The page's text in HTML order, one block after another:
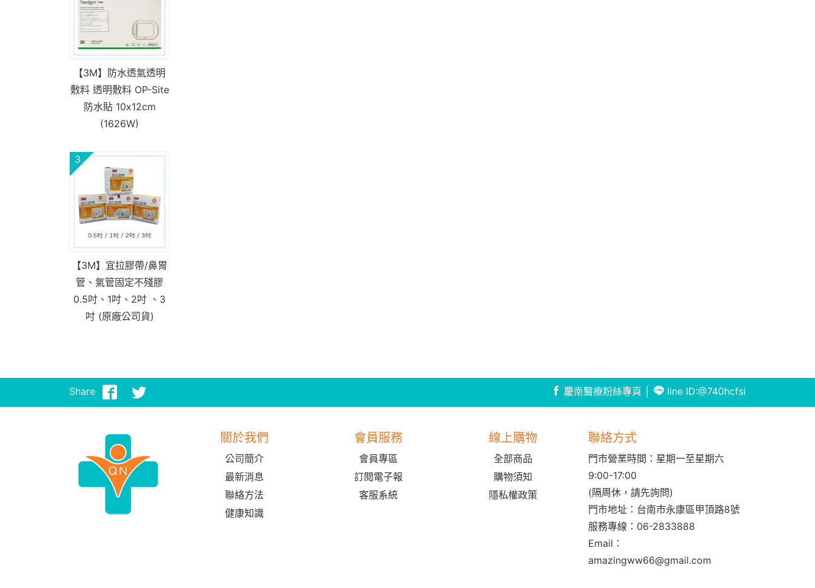
【3M】防水透氣透明
敷料 透明敷料 OP-Site
防水貼 10x12cm
(1626W)
3
【3M】宜拉膠帶/鼻胃
管、氣管固定不殘膠
0.5吋、1吋、2吋 、3
吋 (原廠公司貨)
Share 慶南醫療粉絲專頁 line ID:@740hcfsi
關於我們
公司簡介
最新消息
聯絡方法
健康知識
會員服務
會員專區
訂閱電子報
客服系統
線上購物
全部商品
購物須知
隱私權政策
聯絡方式
門市營業時間：星期一至星期六
9:00-17:00
(隔周休，請先詢問)
門市地址：台南市永康區甲頂路8號
服務專線： 06-2833888
Email：
amazingww66@gmail.com